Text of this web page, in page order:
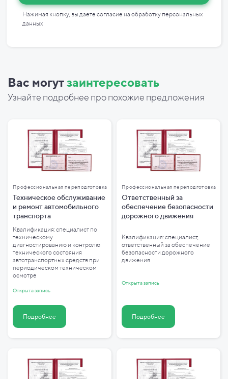
Нажимая кнопку, вы даете согласие на обработку персональных
данных
Вас могутзаинтересовать
Узнайте подробнее про похожие предложения
Профессиональная переподготовка
Техническое обслуживание
и ремонт автомобильного
транспорта
Квалификация: специалист по
техническому
диагностированию и контролю
технического состояния
автотранспортных средств при
периодическом техническом
осмотре
Открыта запись
Подробнее
Профессиональная переподготовка
Ответственный за
обеспечение безопасности
дорожного движения
Квалификация: специалист,
ответственный за обеспечение
безопасности дорожного
движения
Открыта запись
Подробнее